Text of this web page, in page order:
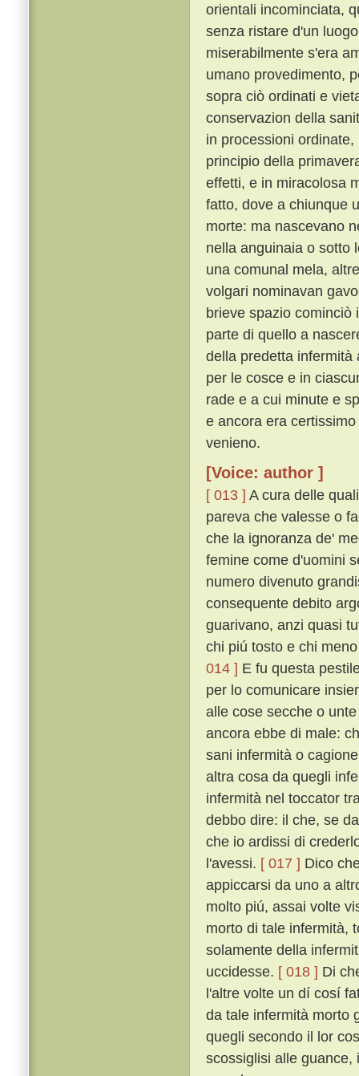
orientali incominciata,
senza ristare d'un
miserabilmente s'era
umano provedimento,
sopra ciò ordinati e
conservazion della
in processioni
principio della
effetti, e in miracolosa
fatto, dove a chiunque
morte: ma nascevano
nella anguinaia o sotto
una comunal mela,
volgari nominavan
brieve spazio cominciò
parte di quello a
della predetta infermità
per le cosce e in
rade e a cui minute e
e ancora era
venieno.
[Voice: author ]
[ 013 ] A cura delle
pareva che valesse o
che la ignoranza de'
femine come d'uomini
numero divenuto
consequente debito
guarivano, anzi quasi
chi piú tosto e chi
014 ] E fu questa
per lo comunicare
alle cose secche o
ancora ebbe di male:
sani infermità o
altra cosa da quegli
infermità nel toccator
debbo dire: il che, se
che io ardissi di
l'avessi. [ 017 ] Dico
appiccarsi da uno a
molto piú, assai volte
morto di tale infermità,
solamente della
uccidesse. [ 018 ] Di
l'altre volte un dí cosí
da tale infermità morto
quegli secondo il lor
scossiglisi alle guance,